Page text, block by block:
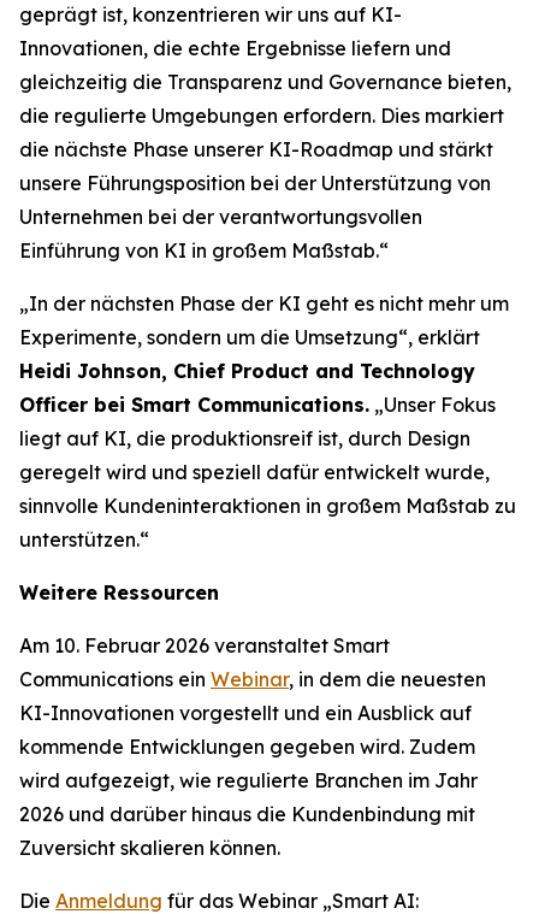
geprägt ist, konzentrieren wir uns auf KI-
Innovationen, die echte Ergebnisse liefern und
gleichzeitig die Transparenz und Governance bieten,
die regulierte Umgebungen erfordern. Dies markiert
die nächste Phase unserer KI-Roadmap und stärkt
unsere Führungsposition bei der Unterstützung von
Unternehmen bei der verantwortungsvollen
Einführung von KI in großem Maßstab.“
„In der nächsten Phase der KI geht es nicht mehr um
Experimente, sondern um die Umsetzung“, erklärt
Heidi Johnson, Chief Product and Technology
Officer bei Smart Communications. „Unser Fokus
liegt auf KI, die produktionsreif ist, durch Design
geregelt wird und speziell dafür entwickelt wurde,
sinnvolle Kundeninteraktionen in großem Maßstab zu
unterstützen.“
Weitere Ressourcen
Am 10. Februar 2026 veranstaltet Smart
Communications ein Webinar, in dem die neuesten
KI-Innovationen vorgestellt und ein Ausblick auf
kommende Entwicklungen gegeben wird. Zudem
wird aufgezeigt, wie regulierte Branchen im Jahr
2026 und darüber hinaus die Kundenbindung mit
Zuversicht skalieren können.
Die Anmeldung für das Webinar „Smart AI: